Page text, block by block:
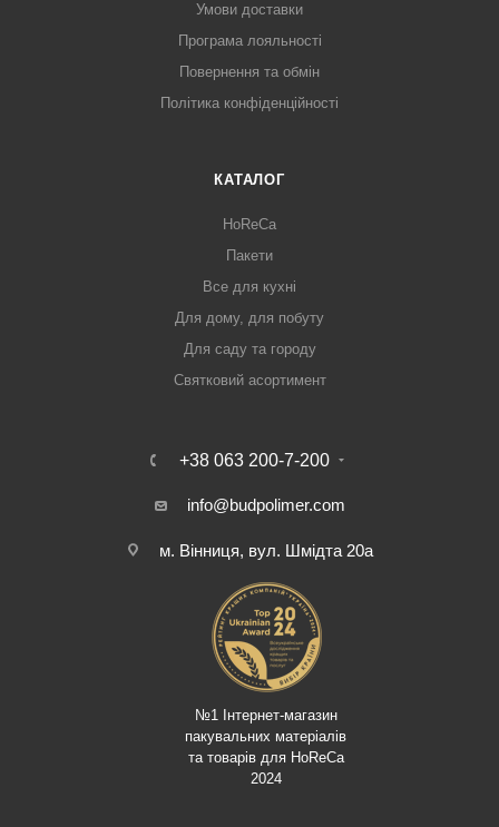
Умови доставки
Програма лояльності
Повернення та обмін
Політика конфіденційності
КАТАЛОГ
HoReCa
Пакети
Все для кухні
Для дому, для побуту
Для саду та городу
Святковий асортимент
+38 063 200-7-200
info@budpolimer.com
м. Вінниця, вул. Шмідта 20а
№1 Інтернет-магазин
пакувальних матеріалів
та товарів для HoReCa
2024